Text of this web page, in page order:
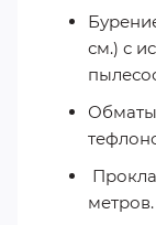
см.) с
метров.